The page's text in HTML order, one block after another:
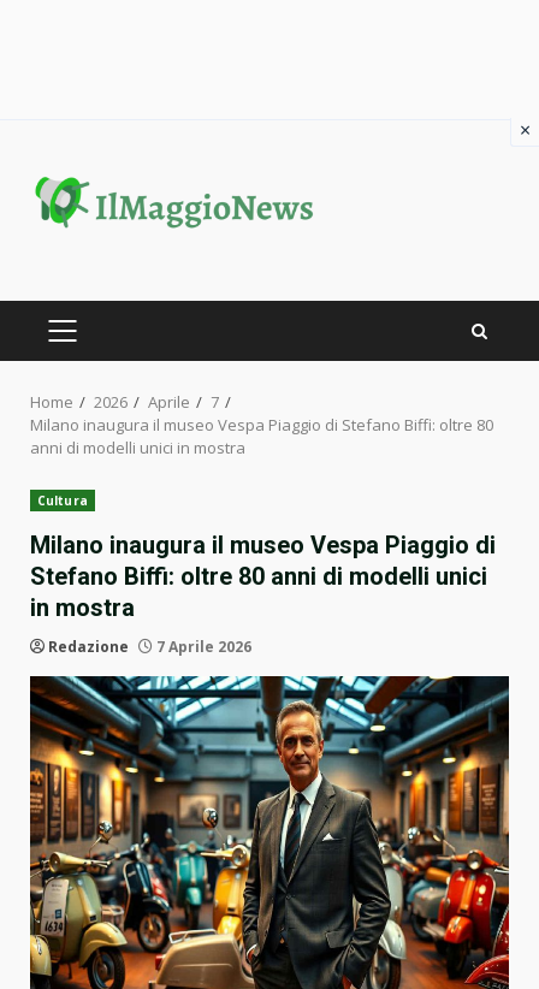
content
PRIMARY
Home 2026 Aprile
7
Milano inaugura il museo Vespa Piaggio di Stefano Biffi: oltre 80
anni di modelli unici in mostra
Cultura
Milano inaugura il museo Vespa Piaggio di
Stefano Biffi: oltre 80 anni di modelli unici
in mostra
Redazione 7 Aprile 2026
×